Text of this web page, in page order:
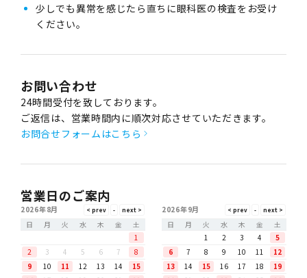
少しでも異常を感じたら直ちに眼科医の検査をお受け
ください。
お問い合わせ
24時間受付を致しております。
ご返信は、営業時間内に順次対応させていただきます。
お問合せフォームはこちら
営業日のご案内
2026年8月
日
月 火 水 木 金
土
1
2
3 4 5 6 7
8
9
10 11 12 13 14
15
2026年9月
日
月 火 水 木 金
土
1
2 3 4
5
6
7 8 9 10 11
12
13
14 15 16 17 18
19